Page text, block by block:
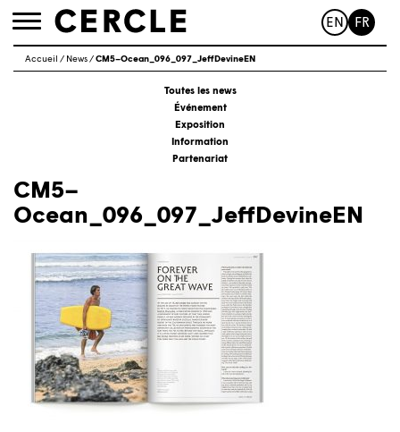
Toggle
EN FR
Accueil / News/CM5–Ocean_096_097_JeffDevineEN
Toutes les news
Événement
Exposition
Information
Partenariat
CM5–
Ocean_096_097_JeffDevineEN